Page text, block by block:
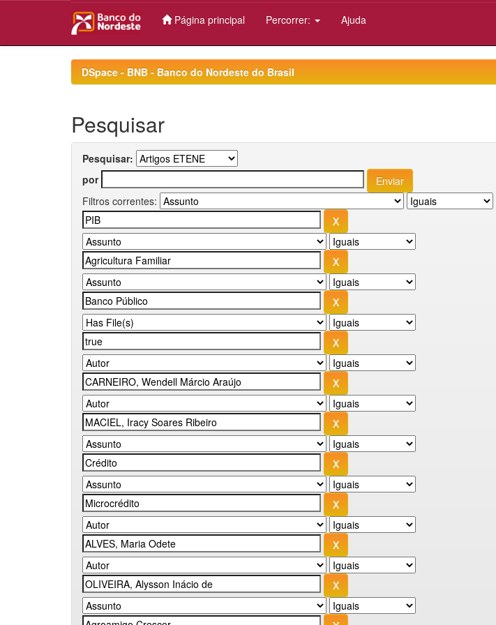
Página principal Percorrer: Ajuda
DSpace - BNB - Banco do Nordeste do Brasil
Pesquisar
Pesquisar:
por
Filtros correntes: